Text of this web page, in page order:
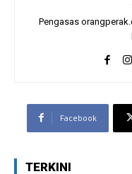
Pengasas
Facebook
TERKINI